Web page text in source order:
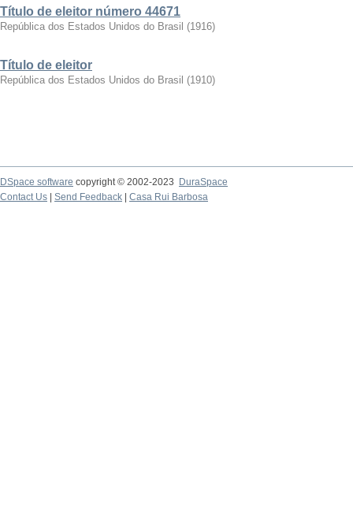
Título de eleitor número 44671
República dos Estados Unidos do Brasil (1916)
Título de eleitor
República dos Estados Unidos do Brasil (1910)
DSpace software copyright © 2002-2023
DuraSpace
Contact Us
Send Feedback Casa Rui Barbosa